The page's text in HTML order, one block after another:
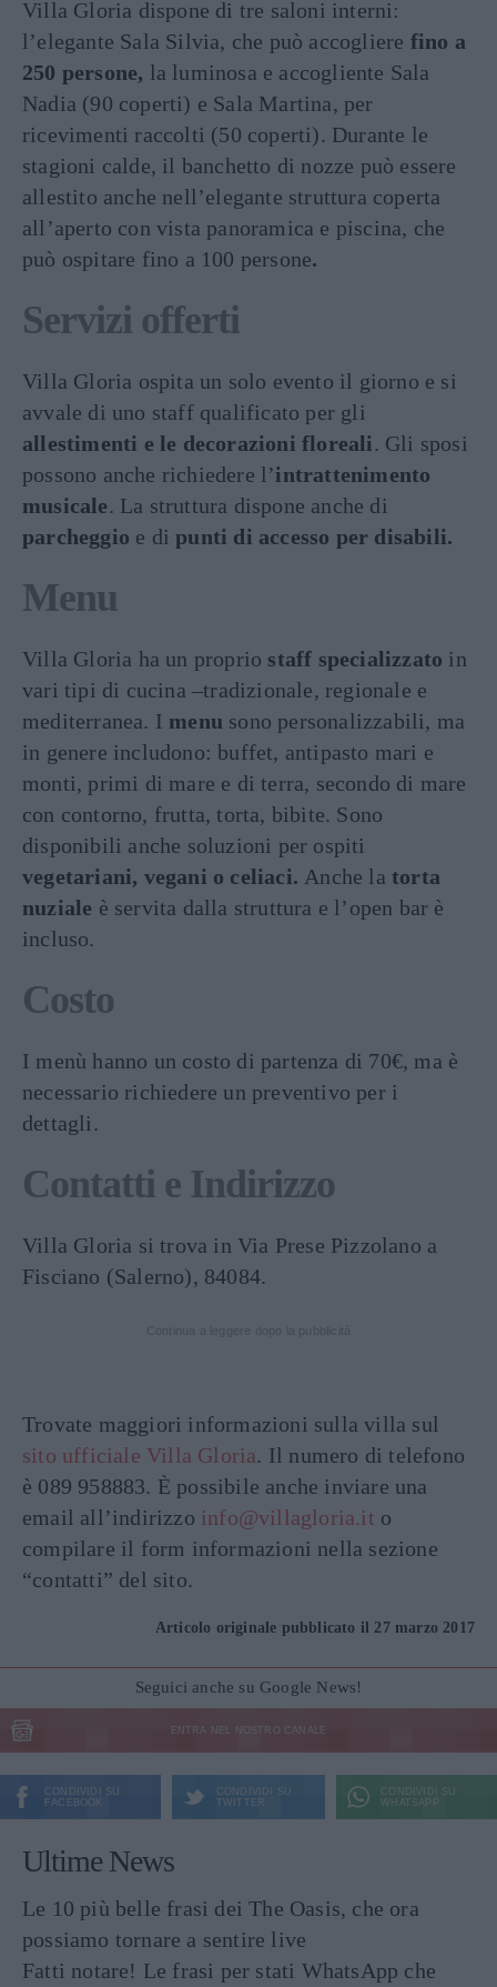
Villa Gloria dispone di tre saloni interni:
l’elegante Sala Silvia, che può accogliere fino a
250 persone, la luminosa e accogliente Sala
Nadia (90 coperti) e Sala Martina, per
ricevimenti raccolti (50 coperti). Durante le
stagioni calde, il banchetto di nozze può essere
allestito anche nell’elegante struttura coperta
all’aperto con vista panoramica e piscina, che
può ospitare fino a 100 persone.
Servizi offerti
Villa Gloria ospita un solo evento il giorno e si
avvale di uno staff qualificato per gli
allestimenti e le decorazioni floreali. Gli sposi
possono anche richiedere l’intrattenimento
musicale. La struttura dispone anche di
parcheggio e di punti di accesso per disabili.
Menu
Villa Gloria ha un proprio staff specializzato in
vari tipi di cucina –tradizionale, regionale e
mediterranea. I menu sono personalizzabili, ma
in genere includono: buffet, antipasto mari e
monti, primi di mare e di terra, secondo di mare
con contorno, frutta, torta, bibite. Sono
disponibili anche soluzioni per ospiti
vegetariani, vegani o celiaci. Anche latorta
nuziale è servita dalla struttura e l’open bar è
incluso.
Costo
I menù hanno un costo di partenza di 70€, ma è
necessario richiedere un preventivo per i
dettagli.
Contatti e Indirizzo
Villa Gloria si trova in Via Prese Pizzolano a
Fisciano (Salerno), 84084.
Trovate maggiori informazioni sulla villa sul
sito ufficiale Villa Gloria. Il numero di telefono
è 089 958883. È possibile anche inviare una
email all’indirizzo info@villagloria.it o
compilare il form informazioni nella sezione
“contatti” del sito.
Articolo originale pubblicato il 27 marzo 2017
Seguici anche su Google News!
ENTRA NEL NOSTRO CANALE
CONDIVIDI SU
FACEBOOK
CONDIVIDI SU
TWITTER
CONDIVIDI SU
WHATSAPP
Ultime News
Le 10 più belle frasi dei The Oasis, che ora
possiamo tornare a sentire live
Fatti notare! Le frasi per stati WhatsApp che